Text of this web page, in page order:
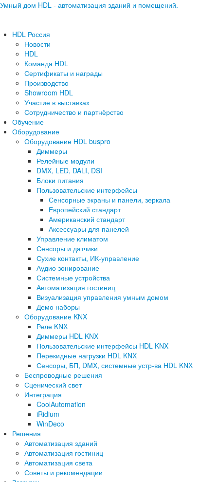
Умный дом HDL - автоматизация зданий и помещений.
HDL Россия
Новости
HDL
Команда HDL
Сертификаты и награды
Производство
Showroom HDL
Участие в выставках
Сотрудничество и партнёрство
Обучение
Оборудование
Оборудование HDL buspro
Диммеры
Релейные модули
DMX, LED, DALI, DSI
Блоки питания
Пользовательские интерфейсы
Сенсорные экраны и панели, зеркала
Европейский стандарт
Американский стандарт
Аксессуары для панелей
Управление климатом
Сенсоры и датчики
Сухие контакты, ИК-управление
Аудио зонирование
Системные устройства
Автоматизация гостиниц
Визуализация управления умным домом
Демо наборы
Оборудование KNX
Реле KNX
Диммеры HDL KNX
Пользовательские интерфейсы HDL KNX
Перекидные нагрузки HDL KNX
Сенсоры, БП, DMX, системные устр-ва HDL KNX
Беспроводные решения
Сценический свет
Интеграция
CoolAutomation
iRidium
WinDeco
Решения
Автоматизация зданий
Автоматизация гостиниц
Автоматизация света
Советы и рекомендации